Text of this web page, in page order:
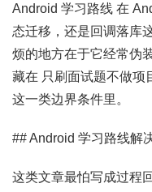
Android 学习路线 在
态迁移，还是回调落库
烦的地方在于它经常伪
藏在 只刷面试题不做项
这一类边界条件里。
## Android 学习路线解
这类文章最怕写成过程